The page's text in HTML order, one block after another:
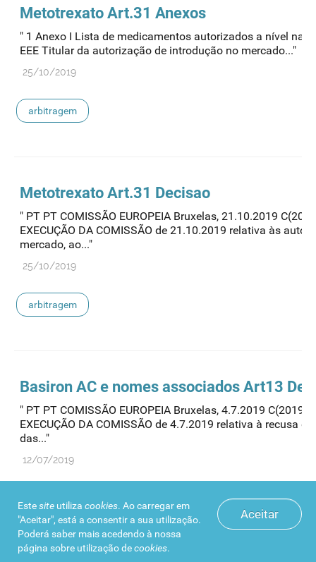
Metotrexato Art.31 Anexos
" 1 Anexo I Lista de medicamentos autorizados a nível
EEE Titular da autorização de introdução no mercado..."
25/10/2019
arbitragem
Metotrexato Art.31 Decisao
" PT PT COMISSÃO EUROPEIA Bruxelas, 21.10.2019
EXECUÇÃO DA COMISSÃO de 21.10.2019 relativa às
mercado, ao..."
25/10/2019
arbitragem
Basiron AC e nomes associados Art13
" PT PT COMISSÃO EUROPEIA Bruxelas, 4.7.2019 C(2019)
EXECUÇÃO DA COMISSÃO de 4.7.2019 relativa à recusa
das..."
12/07/2019
arbitragem
Aceitar
Estesite utiliza cookies. Ao carregar em
"Aceitar", está a consentir a sua utilização.
Poderá saber mais acedendo à nossa
página sobre utilização decookies.